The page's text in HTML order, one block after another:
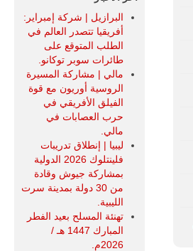
البرازيل | شركة إمبراير:
أفريقيا تتصدر العالم في
الطلب المتوقع على
طائرات سوبر توكانو.
مالي | مشاركة المسيرة
الروسية أوريون مع قوة
الفيلق الأفريقي في
حرب العصابات في
مالي.
ليبيا | إنطلاق تدريبات
فلينتلوك 2026 الدولية
بمشاركة جيوش وقادة
من 30 دولة بمدينة سرت
الليبية.
تهنئة المسلح بعيد الفطر
المبارك 1447 هـ /
2026م.